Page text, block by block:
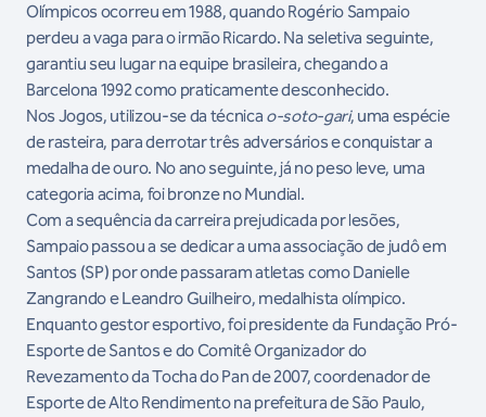
Olímpicos ocorreu em 1988, quando Rogério Sampaio
perdeu a vaga para o irmão Ricardo. Na seletiva seguinte,
garantiu seu lugar na equipe brasileira, chegando a
Barcelona 1992 como praticamente desconhecido.
Nos Jogos, utilizou-se da técnica o-soto-gari, uma espécie
de rasteira, para derrotar três adversários e conquistar a
medalha de ouro. No ano seguinte, já no peso leve, uma
categoria acima, foi bronze no Mundial.
Com a sequência da carreira prejudicada por lesões,
Sampaio passou a se dedicar a uma associação de judô em
Santos (SP) por onde passaram atletas como Danielle
Zangrando e Leandro Guilheiro, medalhista olímpico.
Enquanto gestor esportivo, foi presidente da Fundação Pró-
Esporte de Santos e do Comitê Organizador do
Revezamento da Tocha do Pan de 2007, coordenador de
Esporte de Alto Rendimento na prefeitura de São Paulo,